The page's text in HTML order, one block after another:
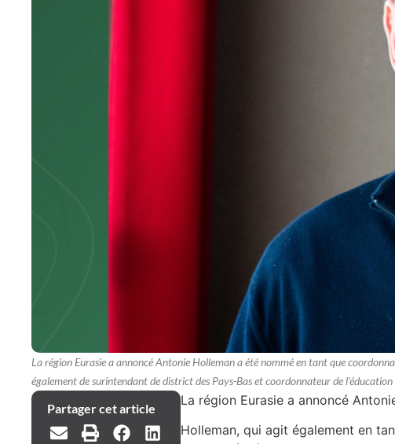
La région Eurasie a annoncé Antonie Holleman a été nommé en tant que
également de surintendant de district des Pays-Bas et coordonnateur de l'éducation
Partager cet article
La région Eurasie a annoncé
Holleman, qui agit également en